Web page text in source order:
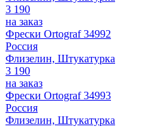
3 190
на заказ
Фрески Ortograf 34992
Россия
Флизелин, Штукатурка
3 190
на заказ
Фрески Ortograf 34993
Россия
Флизелин, Штукатурка